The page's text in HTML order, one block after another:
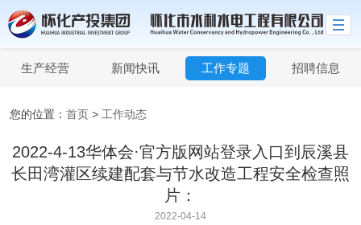
生产经营 新闻快讯 工作专题 招聘信息
您的位置： 首页 > 工作动态
2022-4-13华体会·官方版网站登录入口到辰溪县
长田湾灌区续建配套与节水改造工程安全检查照
片：
2022-04-14